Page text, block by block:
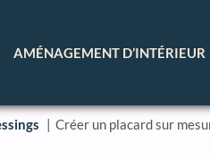
AMÉNAGEMENT D’INTÉRIEUR
Créer un placard sur